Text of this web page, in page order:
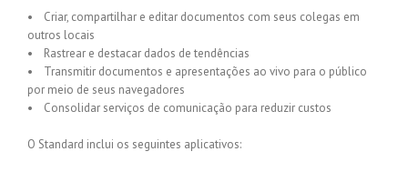
• Criar, compartilhar e editar documentos com seus colegas em
outros locais
• Rastrear e destacar dados de tendências
• Transmitir documentos e apresentações ao vivo para o público
por meio de seus navegadores
• Consolidar serviços de comunicação para reduzir custos
O Standard inclui os seguintes aplicativos: